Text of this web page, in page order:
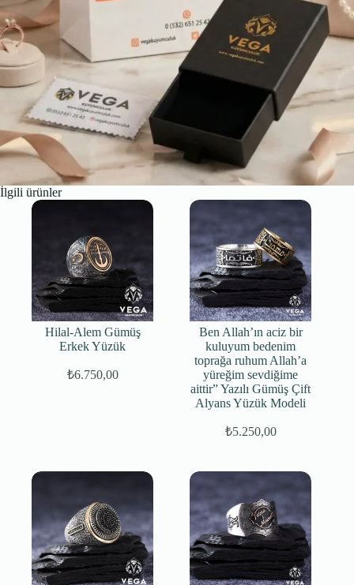
İlgili ürünler
Hilal-Alem Gümüş
Erkek Yüzük
₺6.750,00
Ben Allah’ın aciz bir
kuluyum bedenim
toprağa ruhum Allah’a
yüreğim sevdiğime
aittir” Yazılı Gümüş Çift
Alyans Yüzük Modeli
Orijinal
₺5.250,00
Şu
₺5.250,00.